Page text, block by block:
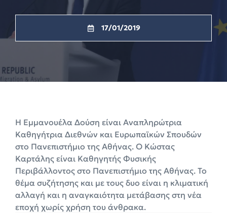
17/01/2019
Η Εμμανουέλα Δούση είναι Αναπληρώτρια
Καθηγήτρια Διεθνών και Ευρωπαϊκών Σπουδών
στο Πανεπιστήμιο της Αθήνας. Ο Κώστας
Καρτάλης είναι Καθηγητής Φυσικής
Περιβάλλοντος στο Πανεπιστήμιο της Αθήνας. Το
θέμα συζήτησης και με τους δυο είναι η κλιματική
αλλαγή και η αναγκαιότητα μετάβασης στη νέα
εποχή χωρίς χρήση του άνθρακα.